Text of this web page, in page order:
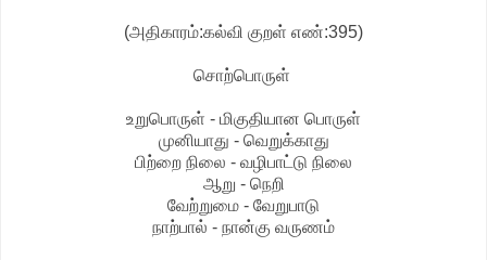
(அதிகாரம்:கல்வி குறள் எண்:395)
சொற்பொருள்
உறுபொருள் - மிகுதியான பொருள்
முனியாது - வெறுக்காது
பிற்றை நிலை - வழிபாட்டு நிலை
ஆறு - நெறி
வேற்றுமை - வேறுபாடு
நாற்பால் - நான்கு வருணம்